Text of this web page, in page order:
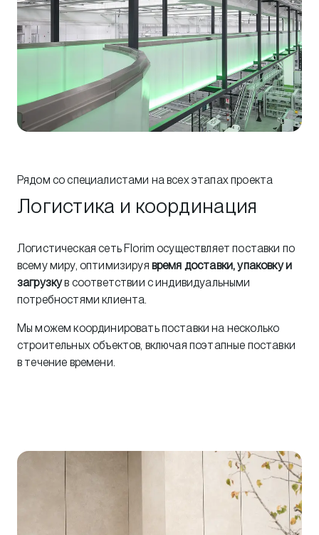
Рядом со специалистами на всех этапах проекта
Логистика и координация
Логистическая сеть Florim осуществляет поставки по
всему миру, оптимизируя время доставки, упаковку и
загрузкув соответствии с индивидуальными
потребностями клиента.
Мы можем координировать поставки на несколько
строительных объектов, включая поэтапные поставки
в течение времени.